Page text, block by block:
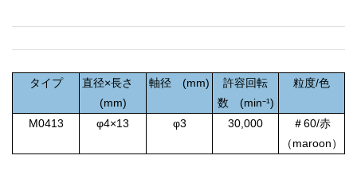
タイプ
直径×長さ
(mm)
軸径 (mm)
許容回転
数 (min⁻¹)
粒度/色
M0413 φ4×13 φ3 30,000
＃60/赤
（maroon）